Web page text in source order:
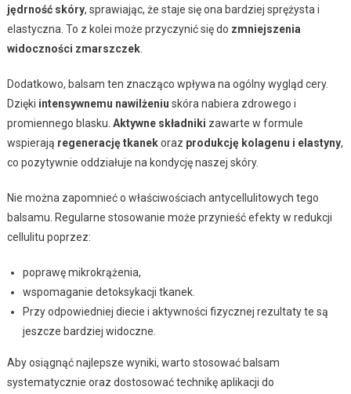
jędrność skóry, sprawiając, że staje się ona bardziej sprężysta i
elastyczna. To z kolei może przyczynić się do zmniejszenia
widoczności zmarszczek.
Dodatkowo, balsam ten znacząco wpływa na ogólny wygląd cery.
Dzięki intensywnemu nawilżeniu skóra nabiera zdrowego i
promiennego blasku. Aktywne składniki zawarte w formule
wspierają regenerację tkanekoraz produkcję kolagenu i elastyny,
co pozytywnie oddziałuje na kondycję naszej skóry.
Nie można zapomnieć o właściwościach antycellulitowych tego
balsamu. Regularne stosowanie może przynieść efekty w redukcji
cellulitu poprzez:
poprawę mikrokrążenia,
wspomaganie detoksykacji tkanek.
Przy odpowiedniej diecie i aktywności fizycznej rezultaty te są
jeszcze bardziej widoczne.
Aby osiągnąć najlepsze wyniki, warto stosować balsam
systematycznie oraz dostosować technikę aplikacji do